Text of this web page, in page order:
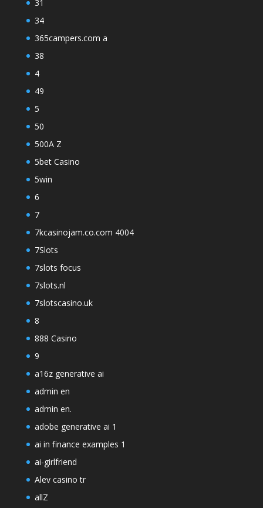
31
34
365campers.com a
38
4
49
5
50
500A Z
5bet Casino
5win
6
7
7kcasinojam.co.com 4004
7Slots
7slots focus
7slots.nl
7slotscasino.uk
8
888 Casino
9
a16z generative ai
admin en
admin en.
adobe generative ai 1
ai in finance examples 1
ai-girlfriend
Alev casino tr
allZ